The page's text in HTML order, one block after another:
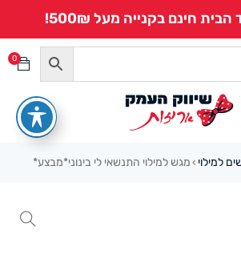
חינם בקנייה מעל 500₪!
0
למילוי › מגש למילוי התנשאי לי בינוני*מבצע*